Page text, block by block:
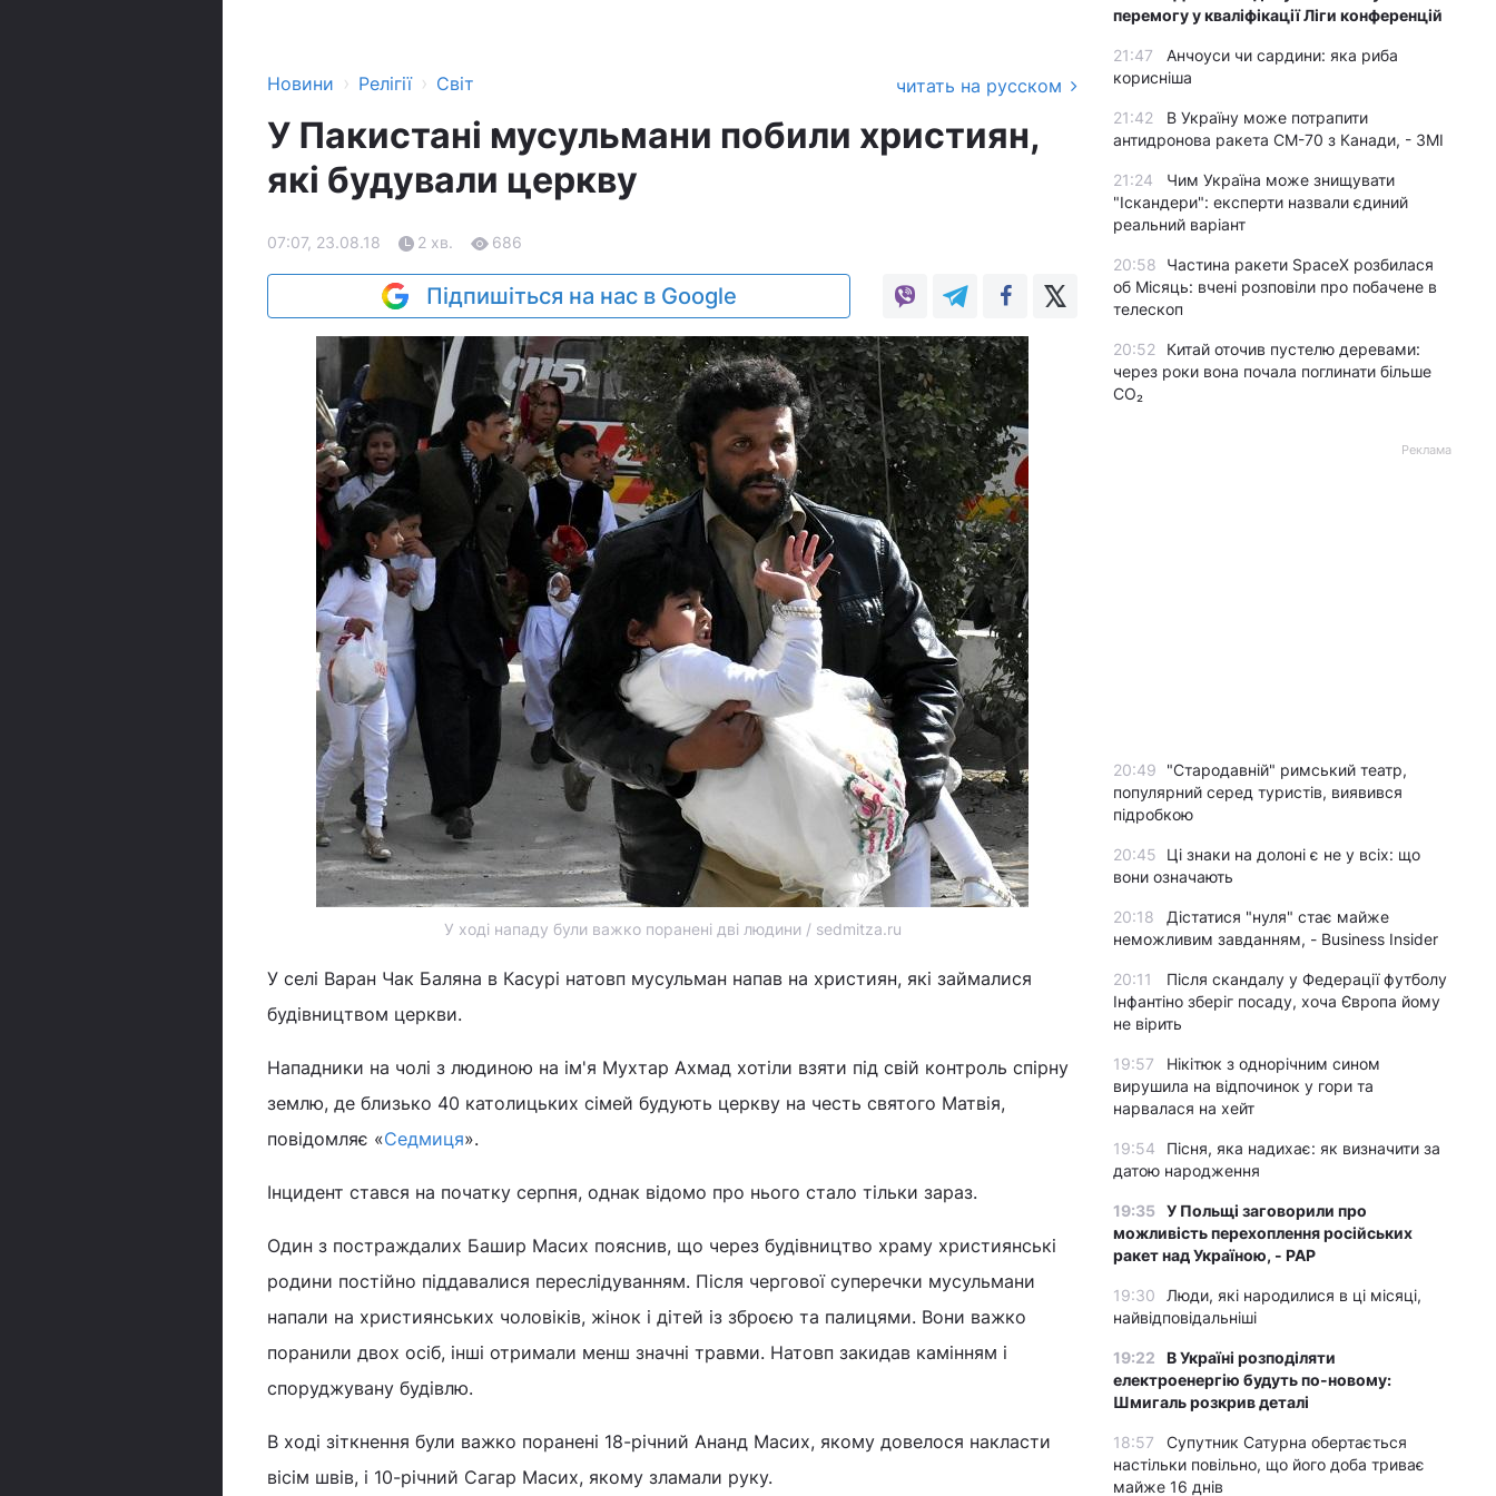
Новини › Релігії › Світ читать на русском
У Пакистані мусульмани побили християн,
які будували церкву
07:07, 23.08.18 2 хв. 686
Підпишіться на нас в Google
У ході нападу були важко поранені дві людини / sedmitza.ru
У селі Варан Чак Баляна в Касурі натовп мусульман напав на християн, які займалися
будівництвом церкви.
Нападники на чолі з людиною на ім'я Мухтар Ахмад хотіли взяти під свій контроль спірну
землю, де близько 40 католицьких сімей будують церкву на честь святого Матвія,
повідомляє «Седмиця».
Інцидент стався на початку серпня, однак відомо про нього стало тільки зараз.
Один з постраждалих Башир Масих пояснив, що через будівництво храму християнські
родини постійно піддавалися переслідуванням. Після чергової суперечки мусульмани
напали на християнських чоловіків, жінок і дітей із зброєю та палицями. Вони важко
поранили двох осіб, інші отримали менш значні травми. Натовп закидав камінням і
споруджувану будівлю.
В ході зіткнення були важко поранені 18-річний Ананд Масих, якому довелося накласти
вісім швів, і 10-річний Сагар Масих, якому зламали руку.
перемогу у кваліфікації Ліги конференцій
21:47
Анчоуси чи сардини: яка риба
корисніша
21:42
В Україну може потрапити
антидронова ракета CM-70 з Канади, - ЗМІ
21:24
Чим Україна може знищувати
"Іскандери": експерти назвали єдиний
реальний варіант
20:58
Частина ракети SpaceX розбилася
об Місяць: вчені розповіли про побачене в
телескоп
20:52
Китай оточив пустелю деревами:
через роки вона почала поглинати більше
CO₂
Реклама
20:49
"Стародавній" римський театр,
популярний серед туристів, виявився
підробкою
20:45
Ці знаки на долоні є не у всіх: що
вони означають
20:18
Дістатися "нуля" стає майже
неможливим завданням, - Business Insider
20:11
Після скандалу у Федерації футболу
Інфантіно зберіг посаду, хоча Європа йому
не вірить
19:57
Нікітюк з однорічним сином
вирушила на відпочинок у гори та
нарвалася на хейт
19:54
Пісня, яка надихає: як визначити за
датою народження
19:35 У Польщі заговорили про
можливість перехоплення російських
ракет над Україною, - PAP
19:30
Люди, які народилися в ці місяці,
найвідповідальніші
19:22
В Україні розподіляти
електроенергію будуть по-новому:
Шмигаль розкрив деталі
18:57
Супутник Сатурна обертається
настільки повільно, що його доба триває
майже 16 днів